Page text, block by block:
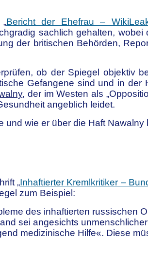
Bericht der Ehefrau –
sachlich gehalten,
der britischen Behörden,
ob der Spiegel objektiv
Gefangene sind und in der
, der im Westen als
angeblich leidet.
und wie er über die Haft Nawalny
„Inhaftierter Kremlkritiker –
zum Beispiel:
des inhaftierten russischen
sei angesichts
medizinische Hilfe«. Diese